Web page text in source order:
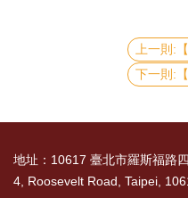
資
與
地址：10617 臺北市羅斯福路
4, Roosevelt Road, Taipei,